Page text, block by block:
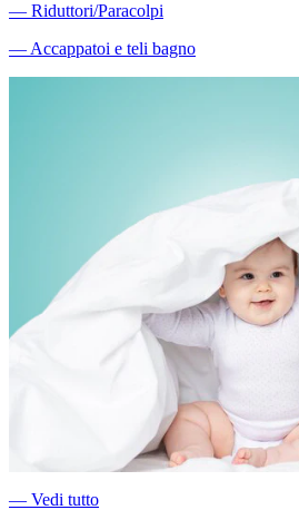
― Riduttori/Paracolpi
―Accappatoi e teli bagno
― Vedi tutto